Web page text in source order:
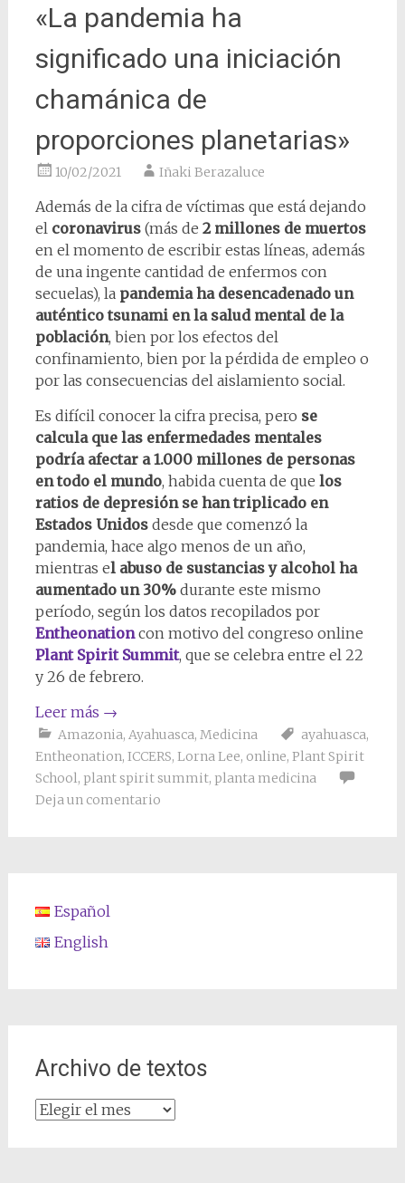
«La pandemia ha
significado una iniciación
chamánica de
proporciones planetarias»
10/02/2021 Iñaki Berazaluce
Además de la cifra de víctimas que está dejando
el coronavirus(más de 2 millones de muertos
en el momento de escribir estas líneas, además
de una ingente cantidad de enfermos con
secuelas), la pandemia ha desencadenado un
auténtico tsunami en la salud mental de la
población, bien por los efectos del
confinamiento, bien por la pérdida de empleo o
por las consecuencias del aislamiento social.
Es difícil conocer la cifra precisa, pero se
calcula que las enfermedades mentales
podría afectar a 1.000 millones de personas
en todo el mundo, habida cuenta de que los
ratios de depresión se han triplicado en
Estados Unidos desde que comenzó la
pandemia, hace algo menos de un año,
mientras el abuso de sustancias y alcohol ha
aumentado un 30% durante este mismo
período, según los datos recopilados por
Entheonationcon motivo del congreso online
Plant Spirit Summit, que se celebra entre el 22
y 26 de febrero.
Leer más →
Amazonia, Ayahuasca, Medicina ayahuasca,
Entheonation, ICCERS, Lorna Lee, online, Plant Spirit
School, plant spirit summit, planta medicina
Deja un comentario
Español
English
Archivo de textos
Archivo